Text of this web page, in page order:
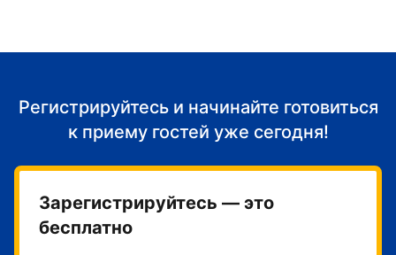
Регистрируйтесь и начинайте готовиться
к приему гостей уже сегодня!
Зарегистрируйтесь — это
бесплатно